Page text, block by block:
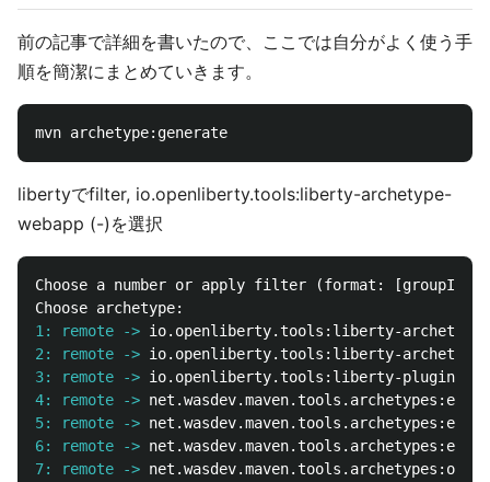
前の記事で詳細を書いたので、ここでは自分がよく使う手
順を簡潔にまとめていきます。
libertyでfilter, io.openliberty.tools:liberty-archetype-
webapp (-)を選択
Choose a number or apply filter (format:
1: remote -> io.openliberty.tools:liberty-
2: remote -> io.openliberty.tools:liberty-archetype-
3: remote -> io.openliberty.tools:liberty-plugin-
4: remote ->
5: remote ->
6: remote ->
7: remote ->